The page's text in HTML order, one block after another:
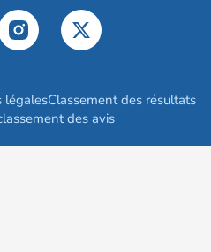
légalesClassement des résultats
des avis